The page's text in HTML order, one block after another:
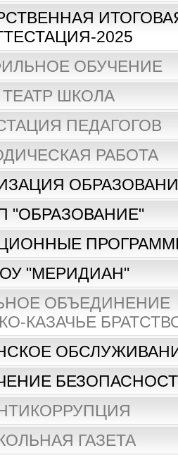
2025
ОБУЧЕНИЕ
ТЕАТР ШКОЛА
ПЕДАГОГОВ
РАБОТА
"ОБРАЗОВАНИЕ"
"МЕРИДИАН"
ОБЪЕДИНЕНИЕ
КАЗАЧЬЕ
ГАЗЕТА